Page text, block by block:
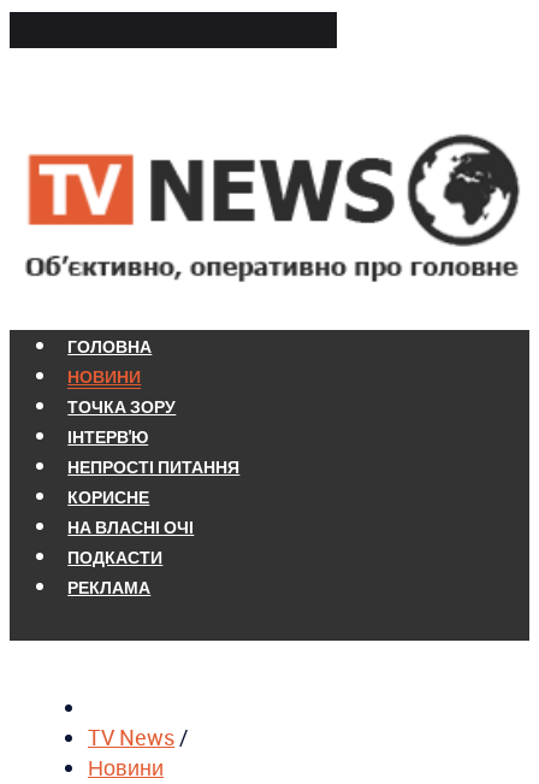
ГОЛОВНА
НОВИНИ
ТОЧКА ЗОРУ
ІНТЕРВ'Ю
НЕПРОСТІ ПИТАННЯ
КОРИСНЕ
НА ВЛАСНІ ОЧІ
ПОДКАСТИ
РЕКЛАМА
TV News/
Новини